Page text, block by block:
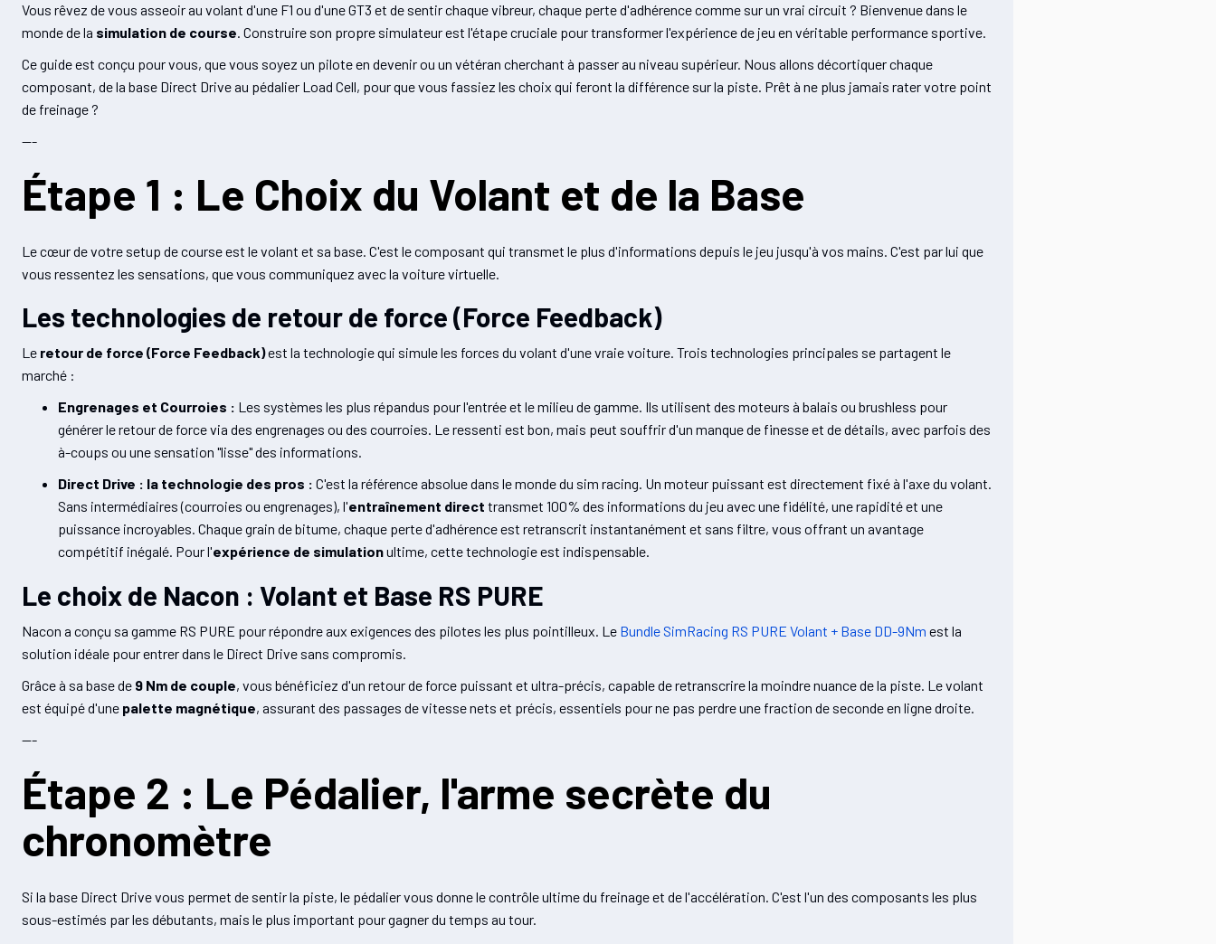
Vous rêvez de vous asseoir au volant d'une F1 ou d'une GT3 et de sentir chaque vibreur, chaque perte d'adhérence comme sur un vrai circuit ? Bienvenue dans le
monde de la simulation de course. Construire son propre simulateur est l'étape cruciale pour transformer l'expérience de jeu en véritable performance sportive.
Ce guide est conçu pour vous, que vous soyez un pilote en devenir ou un vétéran cherchant à passer au niveau supérieur. Nous allons décortiquer chaque
composant, de la base Direct Drive au pédalier Load Cell, pour que vous fassiez les choix qui feront la différence sur la piste. Prêt à ne plus jamais rater votre point
de freinage ?
---
Étape 1 : Le Choix du Volant et de la Base
Le cœur de votre setup de course est le volant et sa base. C'est le composant qui transmet le plus d'informations depuis le jeu jusqu'à vos mains. C'est par lui que
vous ressentez les sensations, que vous communiquez avec la voiture virtuelle.
Les technologies de retour de force (Force Feedback)
Le retour de force (Force Feedback)est la technologie qui simule les forces du volant d'une vraie voiture. Trois technologies principales se partagent le
marché :
Engrenages et Courroies : Les systèmes les plus répandus pour l'entrée et le milieu de gamme. Ils utilisent des moteurs à balais ou brushless pour
générer le retour de force via des engrenages ou des courroies. Le ressenti est bon, mais peut souffrir d'un manque de finesse et de détails, avec parfois des
à-coups ou une sensation "lisse" des informations.
Direct Drive : la technologie des pros : C'est la référence absolue dans le monde du sim racing. Un moteur puissant est directement fixé à l'axe du volant.
Sans intermédiaires (courroies ou engrenages), l'entraînement direct transmet 100% des informations du jeu avec une fidélité, une rapidité et une
puissance incroyables. Chaque grain de bitume, chaque perte d'adhérence est retranscrit instantanément et sans filtre, vous offrant un avantage
compétitif inégalé. Pour l'expérience de simulationultime, cette technologie est indispensable.
Le choix de Nacon : Volant et Base RS PURE
Nacon a conçu sa gamme RS PURE pour répondre aux exigences des pilotes les plus pointilleux. Le Bundle SimRacing RS PURE Volant + Base DD-9Nm est la
solution idéale pour entrer dans le Direct Drive sans compromis.
Grâce à sa base de 9 Nm de couple, vous bénéficiez d'un retour de force puissant et ultra-précis, capable de retranscrire la moindre nuance de la piste. Le volant
est équipé d'une palette magnétique, assurant des passages de vitesse nets et précis, essentiels pour ne pas perdre une fraction de seconde en ligne droite.
---
Étape 2 : Le Pédalier, l'arme secrète du
chronomètre
Si la base Direct Drive vous permet de sentir la piste, le pédalier vous donne le contrôle ultime du freinage et de l'accélération. C'est l'un des composants les plus
sous-estimés par les débutants, mais le plus important pour gagner du temps au tour.